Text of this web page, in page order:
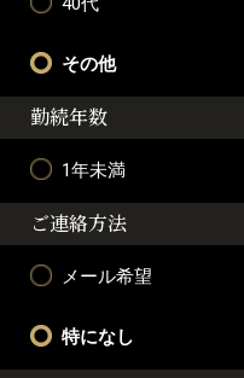
その他
勤続年数
1年未満
ご連絡方法
メール希望
特になし